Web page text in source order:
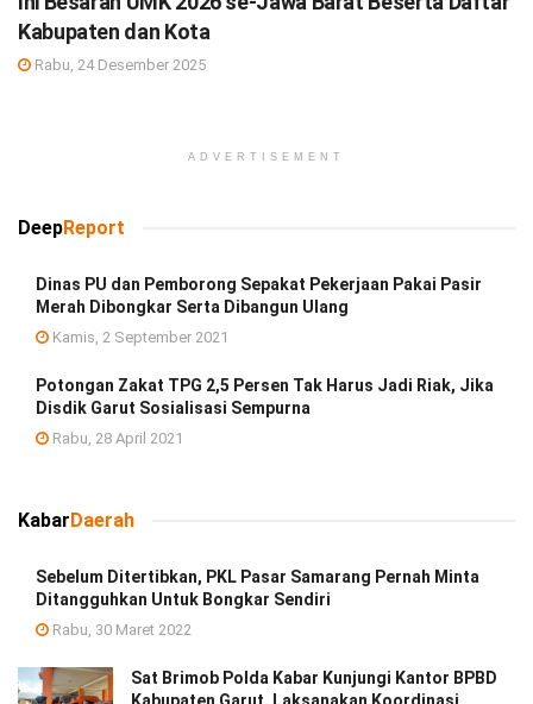
Kabupaten dan Kota
Rabu, 24 Desember 2025
ADVERTISEMENT
DeepReport
Dinas PU dan Pemborong Sepakat Pekerjaan Pakai Pasir
Merah Dibongkar Serta Dibangun Ulang
Kamis, 2 September 2021
Potongan Zakat TPG 2,5 Persen Tak Harus Jadi Riak, Jika
Disdik Garut Sosialisasi Sempurna
Rabu, 28 April 2021
KabarDaerah
Sebelum Ditertibkan, PKL Pasar Samarang Pernah Minta
Ditangguhkan Untuk Bongkar Sendiri
Rabu, 30 Maret 2022
Sat Brimob Polda Kabar Kunjungi Kantor BPBD
Kabupaten Garut, Laksanakan Koordinasi